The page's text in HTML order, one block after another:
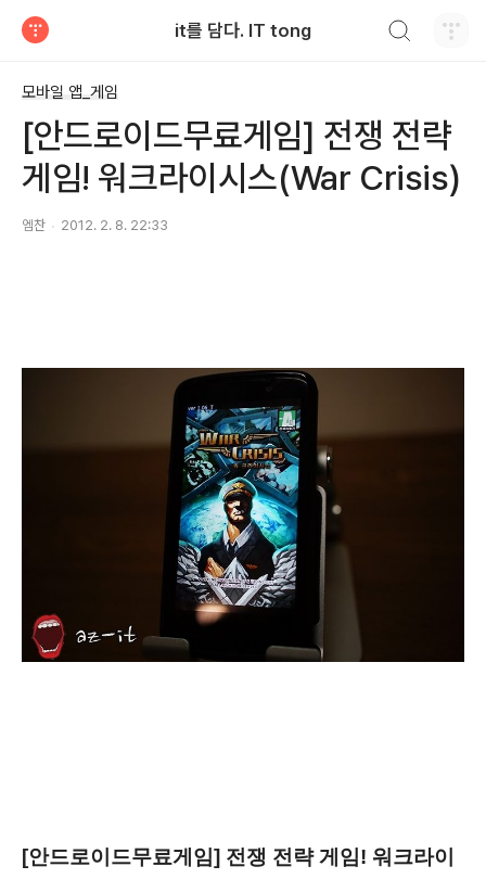
it를 담다. IT tong
모바일 앱_게임
[안드로이드무료게임] 전쟁 전략
게임! 워크라이시스(War Crisis)
엠찬 2012. 2. 8. 22:33
[안드로이드무료게임] 전쟁 전략 게임! 워크라이